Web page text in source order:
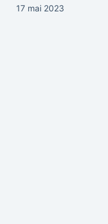
17 mai 2023